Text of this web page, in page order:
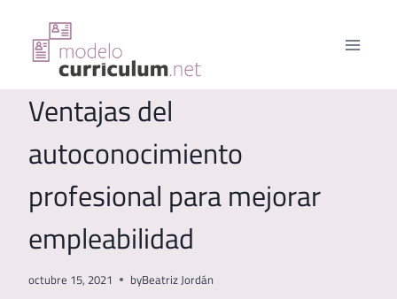
contenido
Ventajas del
autoconocimiento
profesional para mejorar
empleabilidad
octubre 15, 2021 byBeatriz Jordán